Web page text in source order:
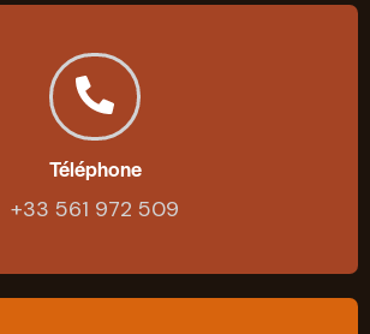
Téléphone
+33 561 972 509